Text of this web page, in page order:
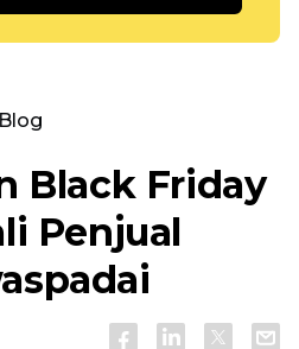
Black Friday
Penjual